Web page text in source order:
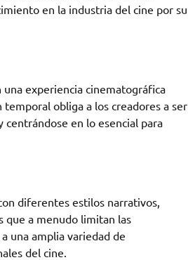
en la industria del cine por su
experiencia cinematográfica
obliga a los creadores a ser
en lo esencial para
diferentes estilos narrativos,
que a menudo limitan las
una amplia variedad de
del cine.